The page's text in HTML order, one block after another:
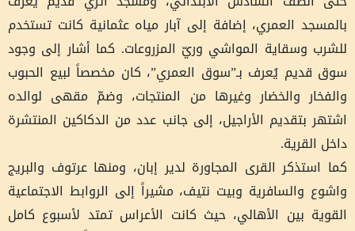
بالمسجد العمري، إضافة إلى آبار مياه عثمانية كانت تستخدم
للشرب وسقاية المواشي وريّ المزروعات. كما أشار إلى وجود
سوق قديم يُعرف بـ”سوق العمري”، كان مخصصاً لبيع الحبوب
والفخار والخضار وغيرها من المنتجات، وضمّ مقهى لوالده
اشتهر بتقديم الأراجيل، إلى جانب عدد من الدكاكين المنتشرة
داخل القرية.
كما استذكر القرى المجاورة لدير إبان، ومنها عرتوف والبريج
واشوع والسافرية وبيت نتيف، مشيراً إلى الروابط الاجتماعية
القوية بين الأهالي، حيث كانت الأعراس تمتد لأسبوع كامل